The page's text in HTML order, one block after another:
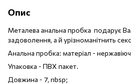
Опис
Металева анальна пробка подарує
задоволення, а й урізноманітнить
Анальна пробка: матеріал -
Упаковка - ПВХ пакет.
Довжина - 7, nbsp;